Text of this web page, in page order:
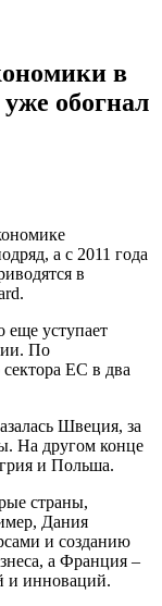
в
обогнал
а с 2011 года
в
.
уступает
По
ЕС в два
Швеция, за
На другом конце
и Польша.
страны,
Дания
и созданию
а Франция –
и инноваций.